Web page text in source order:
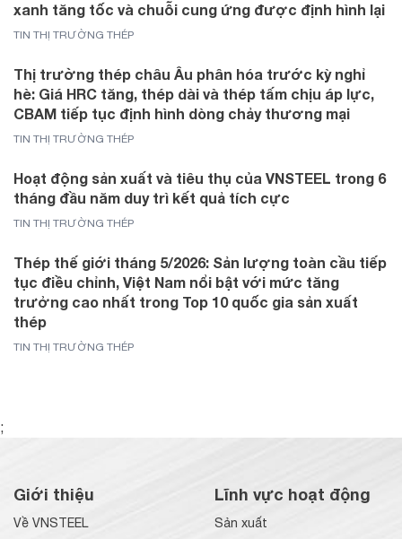
xanh tăng tốc và chuỗi cung ứng được định hình lại
TIN THỊ TRƯỜNG THÉP
Thị trường thép châu Âu phân hóa trước kỳ nghỉ
hè: Giá HRC tăng, thép dài và thép tấm chịu áp lực,
CBAM tiếp tục định hình dòng chảy thương mại
TIN THỊ TRƯỜNG THÉP
Hoạt động sản xuất và tiêu thụ của VNSTEEL trong 6
tháng đầu năm duy trì kết quả tích cực
TIN THỊ TRƯỜNG THÉP
Thép thế giới tháng 5/2026: Sản lượng toàn cầu tiếp
tục điều chỉnh, Việt Nam nổi bật với mức tăng
trưởng cao nhất trong Top 10 quốc gia sản xuất
thép
TIN THỊ TRƯỜNG THÉP
;
Giới thiệu
Về VNSTEEL
Lĩnh vực hoạt động
Sản xuất